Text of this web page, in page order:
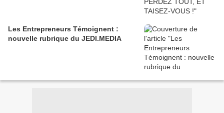
Les Entrepreneurs Témoignent :
nouvelle rubrique du JEDI.MEDIA